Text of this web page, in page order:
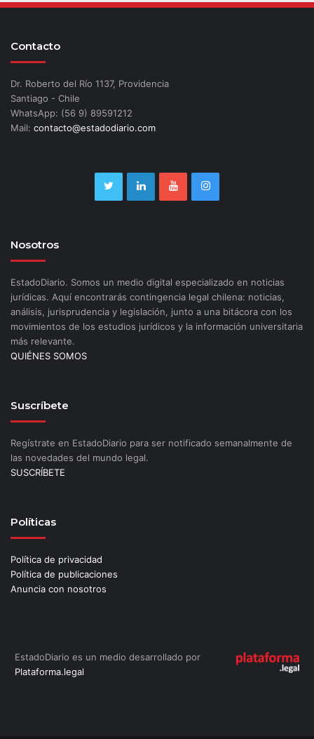
Contacto
Dr. Roberto del Río 1137, Providencia
Santiago - Chile
WhatsApp: (56 9) 89591212
Mail: contacto@estadodiario.com
Nosotros
EstadoDiario. Somos un medio digital especializado en noticias
jurídicas. Aquí encontrarás contingencia legal chilena: noticias,
análisis, jurisprudencia y legislación, junto a una bitácora con los
movimientos de los estudios jurídicos y la información universitaria
más relevante.
QUIÉNES SOMOS
Suscríbete
Regístrate en EstadoDiario para ser notificado semanalmente de
las novedades del mundo legal.
SUSCRÍBETE
Políticas
Política de privacidad
Política de publicaciones
Anuncia con nosotros
EstadoDiario es un medio desarrollado por
Plataforma.legal